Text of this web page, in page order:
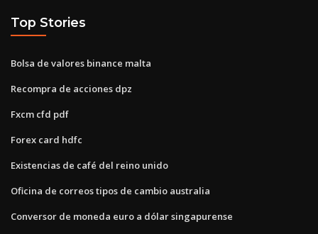
Top Stories
Bolsa de valores binance malta
Recompra de acciones dpz
Fxcm cfd pdf
Forex card hdfc
Existencias de café del reino unido
Oficina de correos tipos de cambio australia
Conversor de moneda euro a dólar singapurense